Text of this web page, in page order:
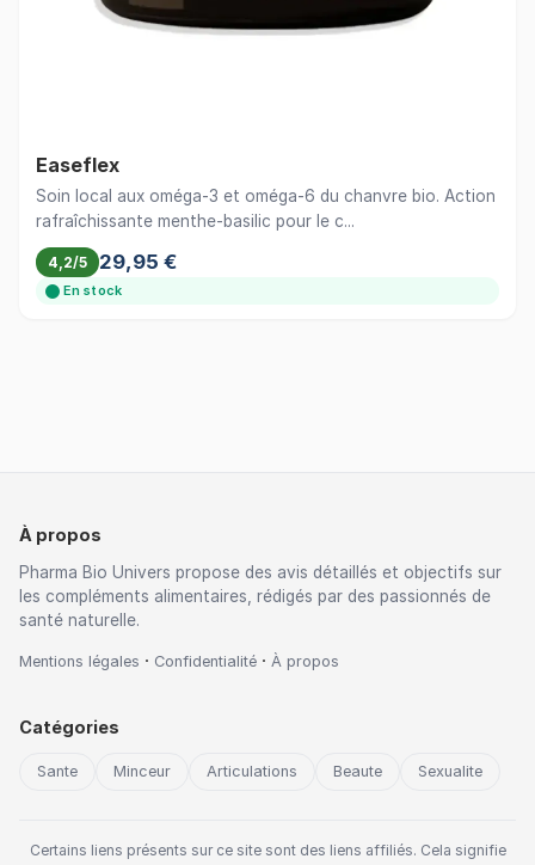
Easeflex
Soin local aux oméga-3 et oméga-6 du chanvre bio. Action
rafraîchissante menthe-basilic pour le c...
4,2/5 29,95 €
En stock
À propos
Pharma Bio Univers propose des avis détaillés et objectifs sur
les compléments alimentaires, rédigés par des passionnés de
santé naturelle.
Mentions légales · Confidentialité · À propos
Catégories
Sante Minceur Articulations Beaute Sexualite
Certains liens présents sur ce site sont des liens affiliés. Cela signifie